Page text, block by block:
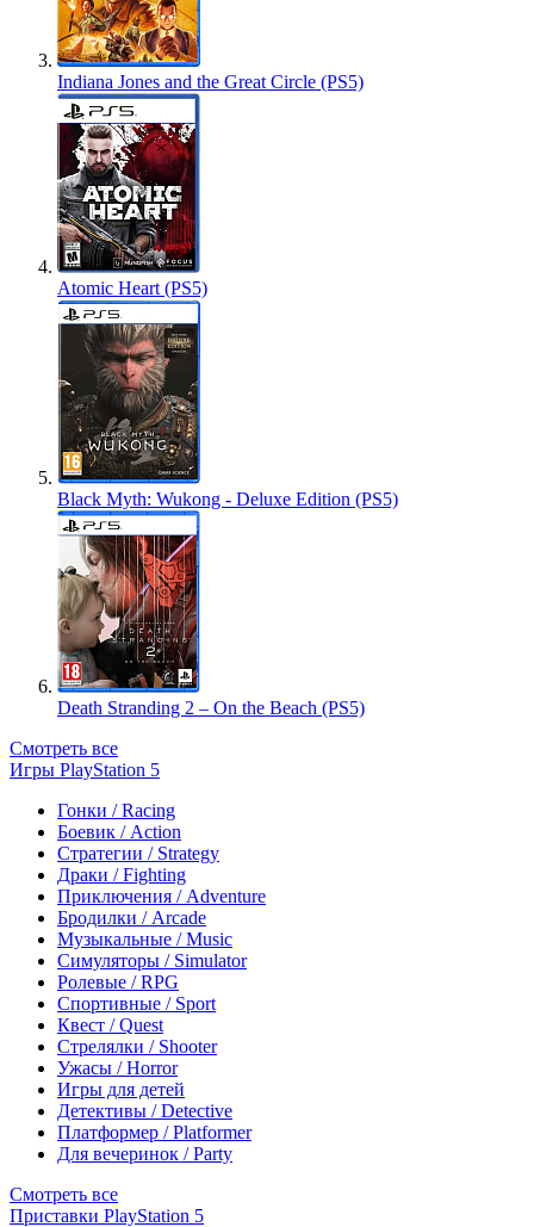
Indiana Jones and the Great Circle (PS5)
Atomic Heart (PS5)
Black Myth: Wukong - Deluxe Edition (PS5)
Death Stranding 2 – On the Beach (PS5)
Смотреть все
Игры PlayStation 5
Гонки / Racing
Боевик / Action
Стратегии / Strategy
Драки / Fighting
Приключения / Adventure
Бродилки / Arcade
Музыкальные / Music
Симуляторы / Simulator
Ролевые / RPG
Спортивные / Sport
Квест / Quest
Стрелялки / Shooter
Ужасы / Horror
Игры для детей
Детективы / Detective
Платформер / Platformer
Для вечеринок / Party
Смотреть все
Приставки PlayStation 5